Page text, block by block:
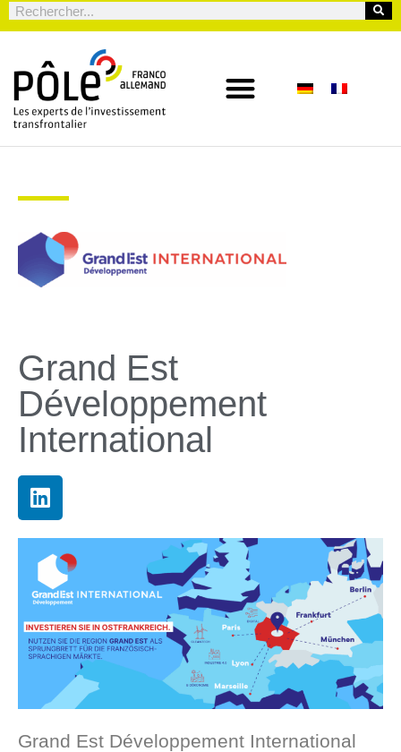
Grand Est
Développement
International
Grand Est Développement International